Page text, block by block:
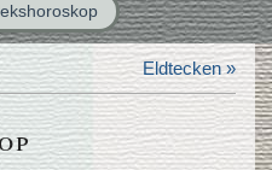
Eldtecken »